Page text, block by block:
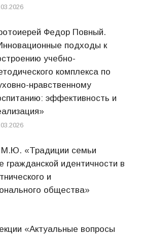
Федор Повный.
подходы к
учебно-
комплекса по
нравственному
эффективность и
«Традиции семьи
гражданской идентичности в
и
общества»
«Актуальные вопросы